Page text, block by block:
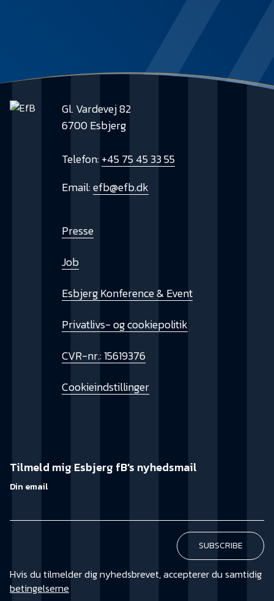
Gl. Vardevej 82
6700 Esbjerg
Telefon:+45 75 45 33 55
Email:efb@efb.dk
Presse
Job
Esbjerg Konference & Event
Privatlivs- og cookiepolitik
CVR-nr.: 15619376
Cookieindstillinger
Tilmeld mig Esbjerg fB's nyhedsmail
Din email
Hvis du tilmelder dig nyhedsbrevet, accepterer du samtidig
betingelserne